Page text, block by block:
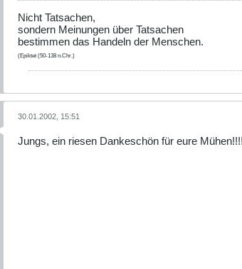
Nicht Tatsachen,
sondern Meinungen über Tatsachen
bestimmen das Handeln der Menschen.
(Epiktet (50-138 n.Chr.)
30.01.2002, 15:51
Jungs, ein riesen Dankeschön für eure Mühen!!!!